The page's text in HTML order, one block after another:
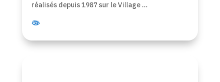
réalisés depuis 1987 sur le Village …